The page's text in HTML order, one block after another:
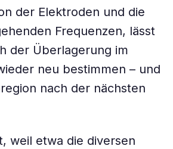
der Elektroden und die
Frequenzen, lässt
der Überlagerung im
neu bestimmen – und
nach der nächsten
weil etwa die diversen